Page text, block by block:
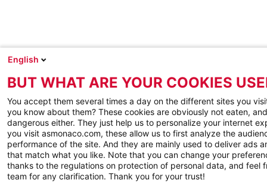
English
BUT WHAT ARE YOUR COOKIES
You accept them several times a day on the different sites you
you know about them? These cookies are obviously not eaten,
dangerous either. They just help us to personalize your internet
you visit asmonaco.com, these allow us to first analyze the
performance of the site. And they are mainly used to deliver ads
that match what you like. Note that you can change your
thanks to the regulations on protection of personal data, and feel
team for any clarification. Thank you for your trust!